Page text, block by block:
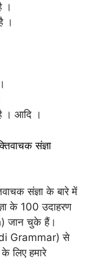
।
।
। आदि ।
संज्ञा
संज्ञा के बारे में
के 100 उदाहरण
जान चुके हैं।
Grammar) से
लिए हमारे